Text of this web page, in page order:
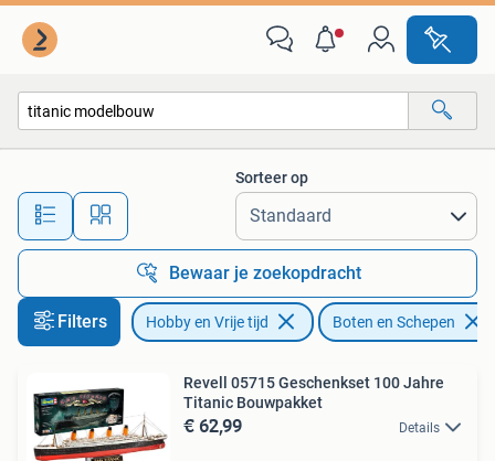
Alle afstanden…
Sorteer op
Bewaar je zoekopdracht
Filters Hobby en Vrije tijd Boten en Schepen
Revell 05715 Geschenkset 100 Jahre
Titanic Bouwpakket
€ 62,99 Details